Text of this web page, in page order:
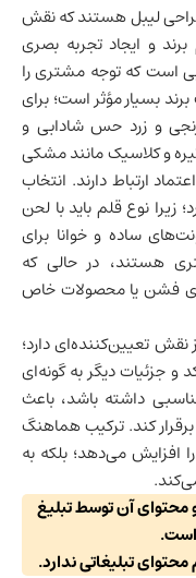
لیبل هستند که نقش
و ایجاد تجربه بصری
است که توجه مشتری را
بسیار مؤثر است؛ برای
و زرد حس شادابی و
و کلاسیک مانند مشکی
ارتباط دارند. انتخاب
زیرا نوع قلم باید با لحن
ساده و خوانا برای
هستند، در حالی که
فشن یا محصولات خاص
تعیین‌کننده‌ای دارد؛
و جزئیات دیگر به گونه‌ای
داشته باشد، باعث
کند. ترکیب هماهنگ
افزایش می‌دهد؛ بلکه به
محتوای آن توسط تبلیغ
تبلیغاتی ندارد.